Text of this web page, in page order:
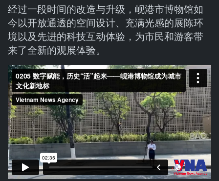
经过一段时间的改造与升级，岘港市博物馆如
今以开放通透的空间设计、充满光感的展陈环
境以及先进的科技互动体验，为市民和游客带
来了全新的观展体验。